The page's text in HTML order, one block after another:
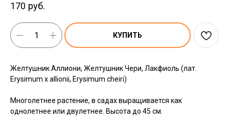
170 руб.
КУПИТЬ
Желтушник Аллиони, Желтушник Чери, Лакфиоль (лат.
Erysimum х allionii, Erysimum cheiri)
Многолетнее растение, в садах выращивается как
однолетнее или двулетнее. Высота до 45 см.